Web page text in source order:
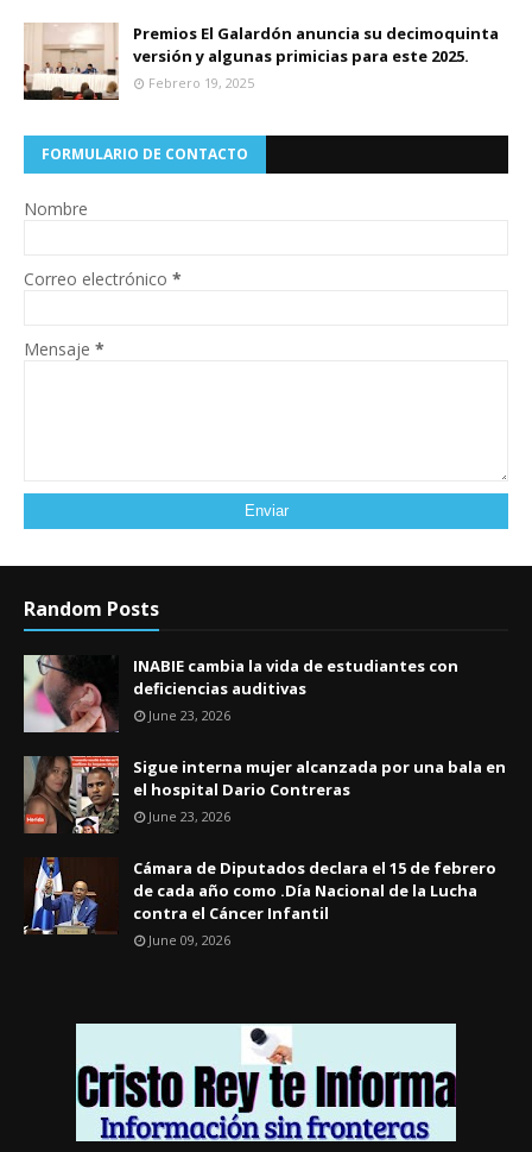
Premios El Galardón anuncia su decimoquinta
versión y algunas primicias para este 2025.
Febrero 19, 2025
FORMULARIO DE CONTACTO
Nombre
Correo electrónico *
Mensaje *
Random Posts
INABIE cambia la vida de estudiantes con
deficiencias auditivas
June 23, 2026
Sigue interna mujer alcanzada por una bala en
el hospital Dario Contreras
June 23, 2026
Cámara de Diputados declara el 15 de febrero
de cada año como .Día Nacional de la Lucha
contra el Cáncer Infantil
June 09, 2026